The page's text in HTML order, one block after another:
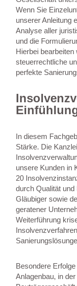
Wenn Sie
unserer Anleitung
Analyse aller
und die
Hierbei
steuerrechtliche
perfekte
In diesem
Stärke. Die
unsere Kunden in
20
durch Qualität
Gläubiger sowie
geratener
Weiterführung
Besondere
Anlagenbau, in